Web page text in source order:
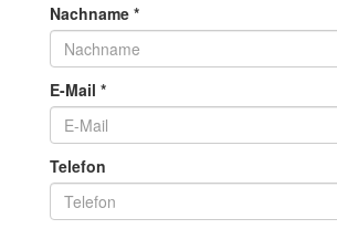
Nachname *
E-Mail *
Telefon